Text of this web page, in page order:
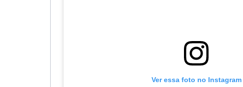
Ver essa foto no Instagram